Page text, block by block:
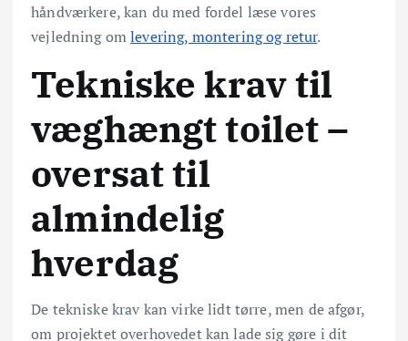
håndværkere, kan du med fordel læse vores
vejledning omlevering, montering og retur.
Tekniske krav til
væghængt toilet –
oversat til
almindelig
hverdag
De tekniske krav kan virke lidt tørre, men de afgør,
om projektet overhovedet kan lade sig gøre i dit